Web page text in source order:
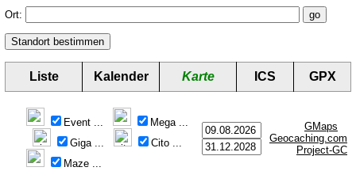
Ort:
Liste Kalender Karte ICS GPX
Event ... Mega ...
Giga ... Cito ...
Maze ...
GMaps
Geocaching.com
Project-GC